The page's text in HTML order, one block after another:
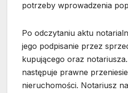
potrzeby wprowadzenia
Po odczytaniu aktu
jego podpisanie przez
kupującego oraz
następuje prawne
nieruchomości. Notariusz